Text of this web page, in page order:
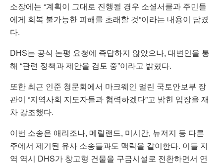
소장에는 “계획이 그대로 진행될 경우 소셜서클과 주민들
에게 회복 불가능한 피해를 초래할 것”이라는 내용이 담겼
다.
DHS는 공식 논평 요청에 즉답하지 않았으나, 대변인을 통
해 “관련 정책과 제안을 검토 중”이라고 밝혔다.
또한 최근 인준 청문회에서 마크웨인 멀린 국토안보부 장
관이 “지역사회 지도자들과 협력하겠다”고 밝힌 입장을 재
차 강조했다.
이번 소송은 애리조나, 메릴랜드, 미시간, 뉴저지 등 다른
주에서 제기된 유사 소송들과도 맥락을 같이한다. 이들 지
역 역시 DHS가 창고형 건물을 구금시설로 전환하면서 연